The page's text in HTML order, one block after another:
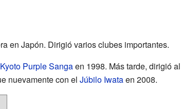
en Japón. Dirigió varios clubes importantes.
Kyoto Purple Sangaen 1998. Más tarde, dirigió al
nuevamente con el Júbilo Iwataen 2008.